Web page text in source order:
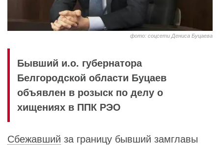
фото: соцсети Дениса Буцаева
Бывший и.о. губернатора
Белгородской области Буцаев
объявлен в розыск по делу о
хищениях в ППК РЭО
Сбежавший за границу бывший замглавы